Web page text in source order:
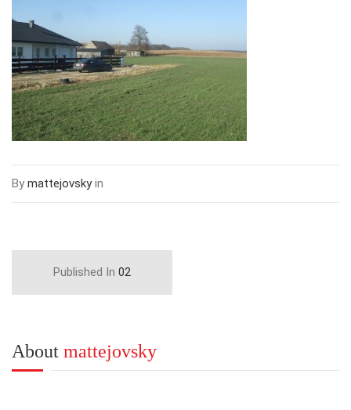
By mattejovsky in
Published In 02
About mattejovsky